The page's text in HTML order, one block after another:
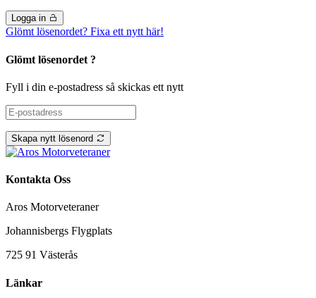
Logga in
Glömt lösenordet? Fixa ett nytt här!
Glömt lösenordet ?
Fyll i din e-postadress så skickas ett nytt
Skapa nytt lösenord
Kontakta Oss
Aros Motorveteraner
Johannisbergs Flygplats
725 91 Västerås
Länkar